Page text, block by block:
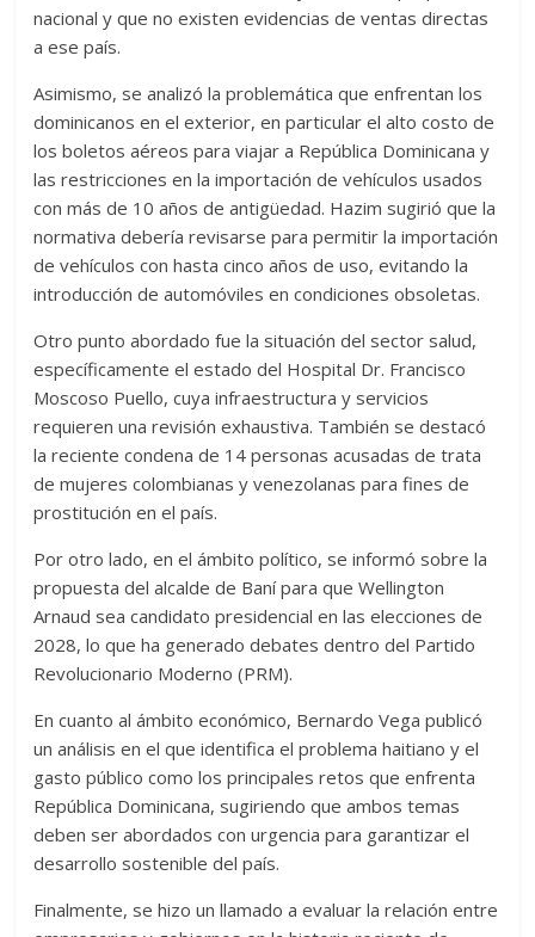
nacional y que no existen evidencias de ventas directas
a ese país.
Asimismo, se analizó la problemática que enfrentan los
dominicanos en el exterior, en particular el alto costo de
los boletos aéreos para viajar a República Dominicana y
las restricciones en la importación de vehículos usados
con más de 10 años de antigüedad. Hazim sugirió que la
normativa debería revisarse para permitir la importación
de vehículos con hasta cinco años de uso, evitando la
introducción de automóviles en condiciones obsoletas.
Otro punto abordado fue la situación del sector salud,
específicamente el estado del Hospital Dr. Francisco
Moscoso Puello, cuya infraestructura y servicios
requieren una revisión exhaustiva. También se destacó
la reciente condena de 14 personas acusadas de trata
de mujeres colombianas y venezolanas para fines de
prostitución en el país.
Por otro lado, en el ámbito político, se informó sobre la
propuesta del alcalde de Baní para que Wellington
Arnaud sea candidato presidencial en las elecciones de
2028, lo que ha generado debates dentro del Partido
Revolucionario Moderno (PRM).
En cuanto al ámbito económico, Bernardo Vega publicó
un análisis en el que identifica el problema haitiano y el
gasto público como los principales retos que enfrenta
República Dominicana, sugiriendo que ambos temas
deben ser abordados con urgencia para garantizar el
desarrollo sostenible del país.
Finalmente, se hizo un llamado a evaluar la relación entre